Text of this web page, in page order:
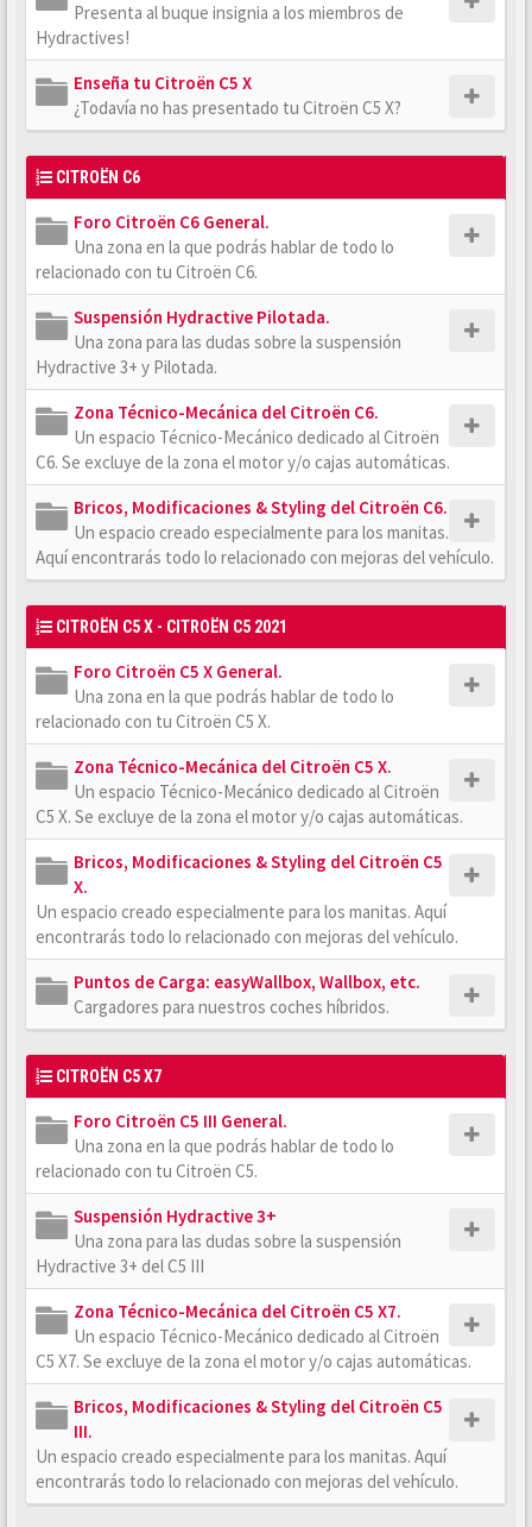
Presenta al buque insignia a los miembros de
Hydractives!
Enseña tu Citroën C5 X
¿Todavía no has presentado tu Citroën C5 X?
CITROËN C6
Foro Citroën C6 General.
Una zona en la que podrás hablar de todo lo
relacionado con tu Citroën C6.
Suspensión Hydractive Pilotada.
Una zona para las dudas sobre la suspensión
Hydractive 3+ y Pilotada.
Zona Técnico-Mecánica del Citroën C6.
Un espacio Técnico-Mecánico dedicado al Citroën
C6. Se excluye de la zona el motor y/o cajas automáticas.
Bricos, Modificaciones & Styling del Citroën C6.
Un espacio creado especialmente para los manitas.
Aquí encontrarás todo lo relacionado con mejoras del vehículo.
CITROËN C5 X - CITROËN C5 2021
Foro Citroën C5 X General.
Una zona en la que podrás hablar de todo lo
relacionado con tu Citroën C5 X.
Zona Técnico-Mecánica del Citroën C5 X.
Un espacio Técnico-Mecánico dedicado al Citroën
C5 X. Se excluye de la zona el motor y/o cajas automáticas.
Bricos, Modificaciones & Styling del Citroën C5
X.
Un espacio creado especialmente para los manitas. Aquí
encontrarás todo lo relacionado con mejoras del vehículo.
Puntos de Carga: easyWallbox, Wallbox, etc.
Cargadores para nuestros coches híbridos.
CITROËN C5 X7
Foro Citroën C5 III General.
Una zona en la que podrás hablar de todo lo
relacionado con tu Citroën C5.
Suspensión Hydractive 3+
Una zona para las dudas sobre la suspensión
Hydractive 3+ del C5 III
Zona Técnico-Mecánica del Citroën C5 X7.
Un espacio Técnico-Mecánico dedicado al Citroën
C5 X7. Se excluye de la zona el motor y/o cajas automáticas.
Bricos, Modificaciones & Styling del Citroën C5
III.
Un espacio creado especialmente para los manitas. Aquí
encontrarás todo lo relacionado con mejoras del vehículo.